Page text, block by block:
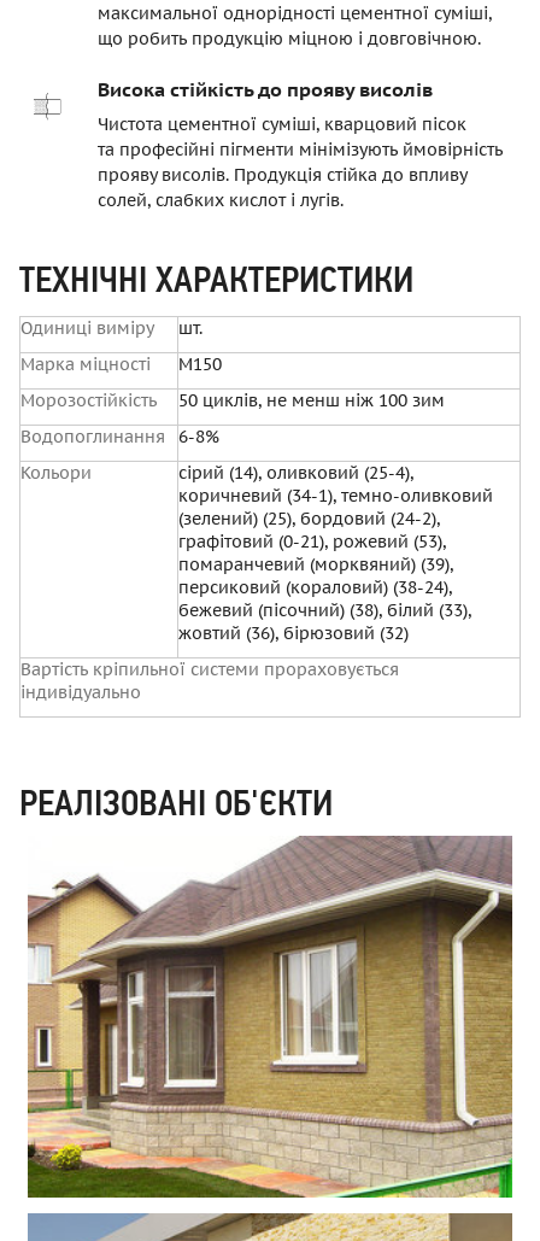
максимальної однорідності цементної суміші,
що робить продукцію міцною і довговічною.
Висока стійкість до прояву висолів
Чистота цементної суміші, кварцовий пісок
та професійні пігменти мінімізують ймовірність
прояву висолів. Продукція стійка до впливу
солей, слабких кислот і лугів.
ТЕХНІЧНІ ХАРАКТЕРИСТИКИ
Одиниці виміру
шт.
Марка міцності
М150
Морозостійкість
50 циклів, не менш ніж 100 зим
Водопоглинання
6-8%
Кольори
сірий (14), оливковий (25-4),
коричневий (34-1), темно-оливковий
(зелений) (25), бордовий (24-2),
графітовий (0-21), рожевий (53),
помаранчевий (морквяний) (39),
персиковий (кораловий) (38-24),
бежевий (пісочний) (38), білий (33),
жовтий (36), бірюзовий (32)
Вартість кріпильної системи прораховується
індивідуально
РЕАЛІЗОВАНІ ОБ'ЄКТИ